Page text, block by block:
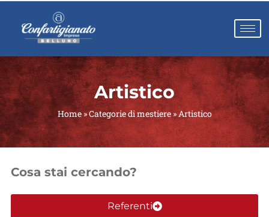
Artistico
Home»Categorie di mestiere»Artistico
Cosa stai cercando?
Referenti